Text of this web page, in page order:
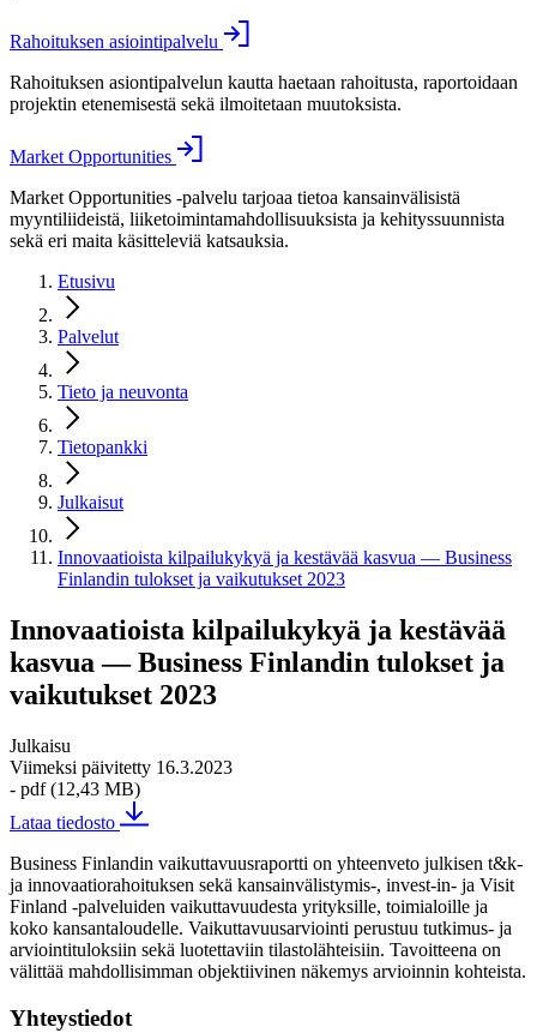
Rahoituksen asiointipalvelu
Rahoituksen asiontipalvelun kautta haetaan rahoitusta, raportoidaan
projektin etenemisestä sekä ilmoitetaan muutoksista.
Market Opportunities
Market Opportunities -palvelu tarjoaa tietoa kansainvälisistä
myyntiliideistä, liiketoimintamahdollisuuksista ja kehityssuunnista
sekä eri maita käsitteleviä katsauksia.
Etusivu
Palvelut
Tieto ja neuvonta
Tietopankki
Julkaisut
Innovaatioista kilpailukykyä ja kestävää kasvua — Business
Finlandin tulokset ja vaikutukset 2023
Innovaatioista kilpailukykyä ja kestävää
kasvua — Business Finlandin tulokset ja
vaikutukset 2023
Julkaisu
Viimeksi päivitetty 16.3.2023
- pdf (12,43 MB)
Lataa tiedosto
Business Finlandin vaikuttavuusraportti on yhteenveto julkisen t&k-
ja innovaatiorahoituksen sekä kansainvälistymis-, invest-in- ja Visit
Finland -palveluiden vaikuttavuudesta yrityksille, toimialoille ja
koko kansantaloudelle. Vaikuttavuusarviointi perustuu tutkimus- ja
arviointituloksiin sekä luotettaviin tilastolähteisiin. Tavoitteena on
välittää mahdollisimman objektiivinen näkemys arvioinnin kohteista.
Yhteystiedot